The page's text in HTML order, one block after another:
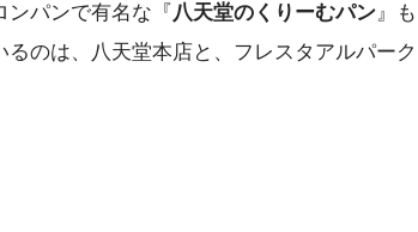
ンパンで有名な『八天堂のくりーむパン』も
のは、八天堂本店と、フレスタアルパーク